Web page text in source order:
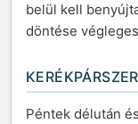
belül kell
döntése
Péntek délután